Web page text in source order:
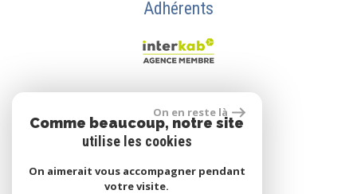
Adhérents
On en reste là
Comme beaucoup, notre site
utilise les cookies
On aimerait vous accompagner pendant
votre visite.